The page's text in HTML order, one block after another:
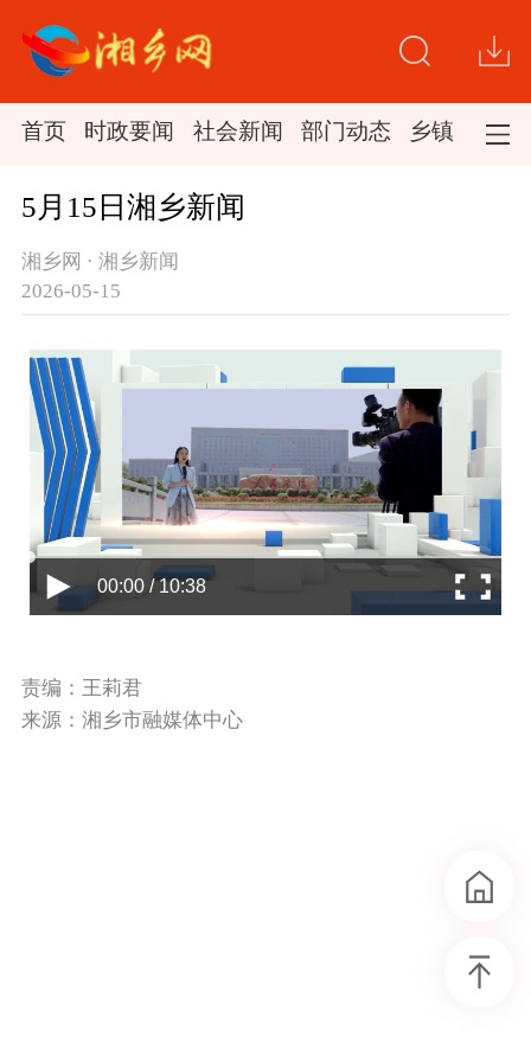
首页 时政要闻 社会新闻 部门动态 乡镇新闻
5月15日湘乡新闻
湘乡网 · 湘乡新闻
2026-05-15
00:00 / 10:38
责编：王莉君
来源：湘乡市融媒体中心